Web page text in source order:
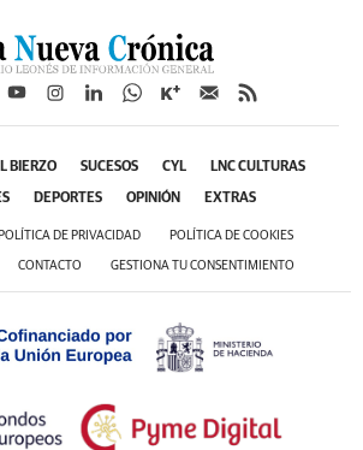
BIERZO SUCESOS CYL LNC CULTURAS
DEPORTES OPINIÓN EXTRAS
POLÍTICA DE PRIVACIDAD POLÍTICA DE COOKIES
CONTACTO GESTIONA TU CONSENTIMIENTO